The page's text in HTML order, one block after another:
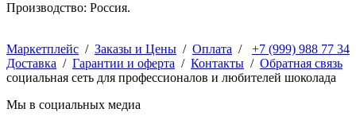
Производство: Россия.
+7 (999) 988 77 34
Маркетплейс / Заказы и Цены / Оплата /
Доставка / Гарантии и оферта / Контакты / Обратная связь
социальная сеть для профессионалов и любителей шоколада
Мы в социальных медиа